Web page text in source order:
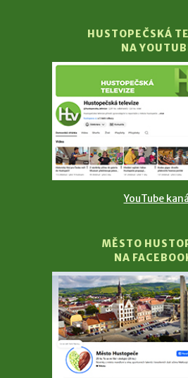
HUSTOPEČSKÁ
NA
YouTube
MĚSTO
NA